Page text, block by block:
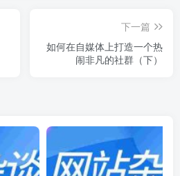
下一篇
如何在自媒体上打造一个热
闹非凡的社群（下）